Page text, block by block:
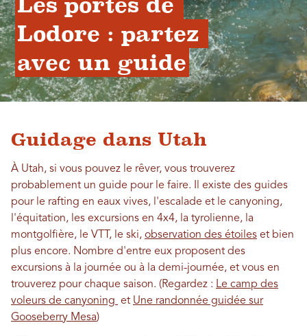
Lodore : partez
avec un guide
Guidage dans Utah
À Utah, si vous pouvez le rêver, vous trouverez
probablement un guide pour le faire. Il existe des guides
pour le rafting en eaux vives, l'escalade et le canyoning,
l'équitation, les excursions en 4x4, la tyrolienne, la
montgolfière, le VTT, le ski, observation des étoiles et bien
plus encore. Nombre d'entre eux proposent des
excursions à la journée ou à la demi-journée, et vous en
trouverez pour chaque saison. (Regardez : Le camp des
voleurs de canyoning et Une randonnée guidée sur
Gooseberry Mesa)